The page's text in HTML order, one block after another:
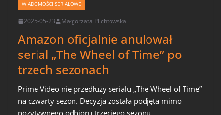
WIADOMOŚCI SERIALOWE
2025-05-23 Małgorzata Plichtowska
Amazon oficjalnie anulował
serial „The Wheel of Time” po
trzech sezonach
Prime Video nie przedłuży serialu „The Wheel of Time”
na czwarty sezon. Decyzja została podjęta mimo
pozytywnego odbioru trzeciego sezonu